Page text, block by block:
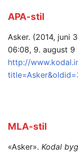
APA-stil
Asker. (2014, juni
06:08, 9. august
http://
MLA-stil
«Asker». Kodal